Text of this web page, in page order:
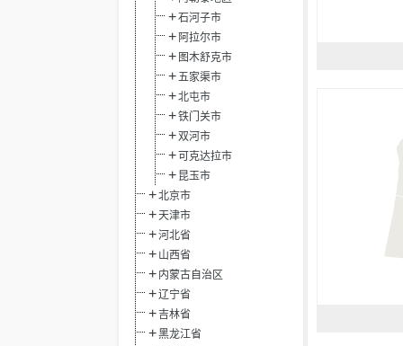
石河子市
阿拉尔市
图木舒克市
五家渠市
北屯市
铁门关市
双河市
可克达拉市
昆玉市
北京市
天津市
河北省
山西省
内蒙古自治区
辽宁省
吉林省
黑龙江省